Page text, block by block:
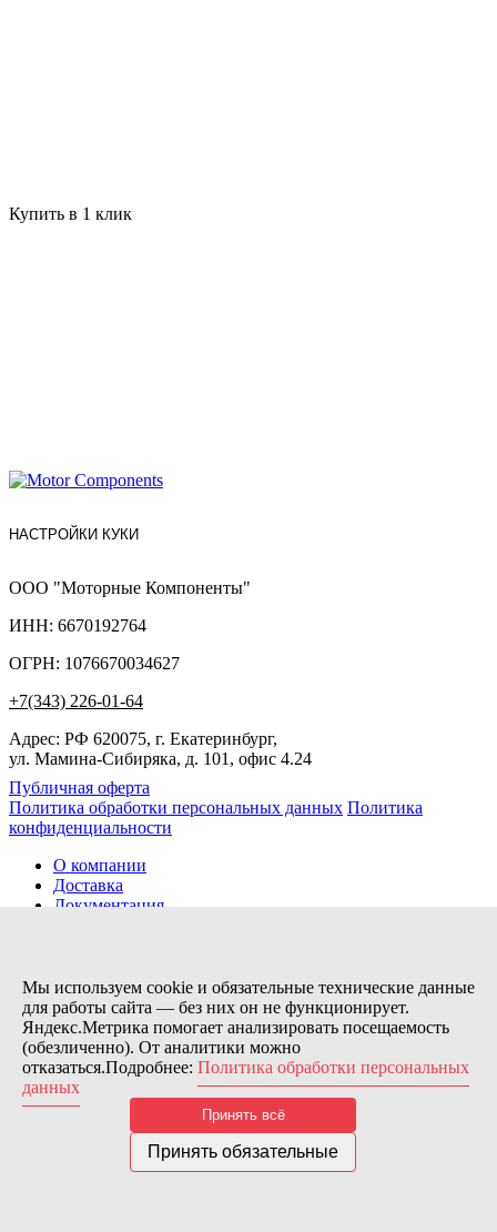
Купить в 1 клик
НАСТРОЙКИ КУКИ
ООО "Моторные Компоненты"
ИНН: 6670192764
ОГРН: 1076670034627
+7(343) 226-01-64
Адрес: РФ 620075, г. Екатеринбург,
ул. Мамина-Сибиряка, д. 101, офис 4.24
Публичная оферта
Политика обработки персональных данных Политика
конфиденциальности
О компании
Доставка
Документация
Контакты
Заказов сегодня / Всего
40
11173
Нас можно найти тут:
© 2026 Motor Components. Все права защищены
Дизайн и разработка сайта
Nice’
В связи с возникшими затруднениями с поставками из-за
Мы используем cookie и обязательные технические данные
для работы сайта — без них он не функционирует.
Яндекс.Метрика помогает анализировать посещаемость
(обезличенно). От аналитики можно
отказаться.Подробнее: Политика обработки персональных
данных
Принять всё
Принять обязательные